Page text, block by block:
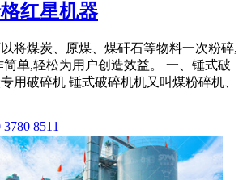
红星机器
将煤炭、原煤、煤矸石等物料一次粉碎,
单,轻松为用户创造效益。 一、锤式破
破碎机 锤式破碎机机又叫煤粉碎机、
8511